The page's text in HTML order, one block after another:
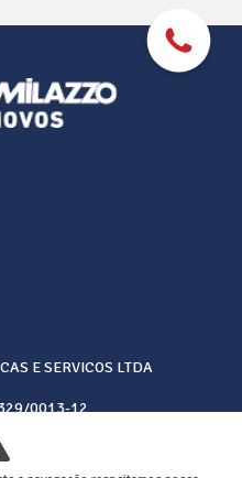
E SERVICOS LTDA
0013-12